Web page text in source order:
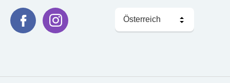
Sprache
wählen